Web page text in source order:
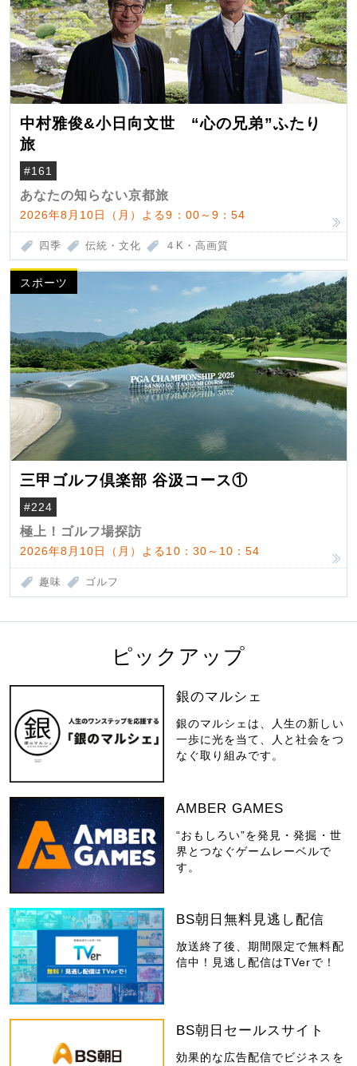
中村雅俊&小日向文世 “心の兄弟”ふたり
旅
#161
あなたの知らない京都旅
2026年8月10日（月）よる9：00～9：54
四季 伝統・文化 ４K・高画質
スポーツ
三甲ゴルフ倶楽部 谷汲コース①
#224
極上！ゴルフ場探訪
2026年8月10日（月）よる10：30～10：54
趣味 ゴルフ
ピックアップ
銀のマルシェ
銀のマルシェは、人生の新しい
一歩に光を当て、人と社会をつ
なぐ取り組みです。
AMBER GAMES
“おもしろい”を発見・発掘・世
界とつなぐゲームレーベルで
す。
BS朝日無料見逃し配信
放送終了後、期間限定で無料配
信中！見逃し配信はTVerで！
BS朝日セールスサイト
効果的な広告配信でビジネスを